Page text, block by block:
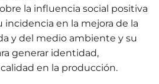
la influencia social positiva
incidencia en la mejora de la
y del medio ambiente y su
generar identidad,
en la producción.